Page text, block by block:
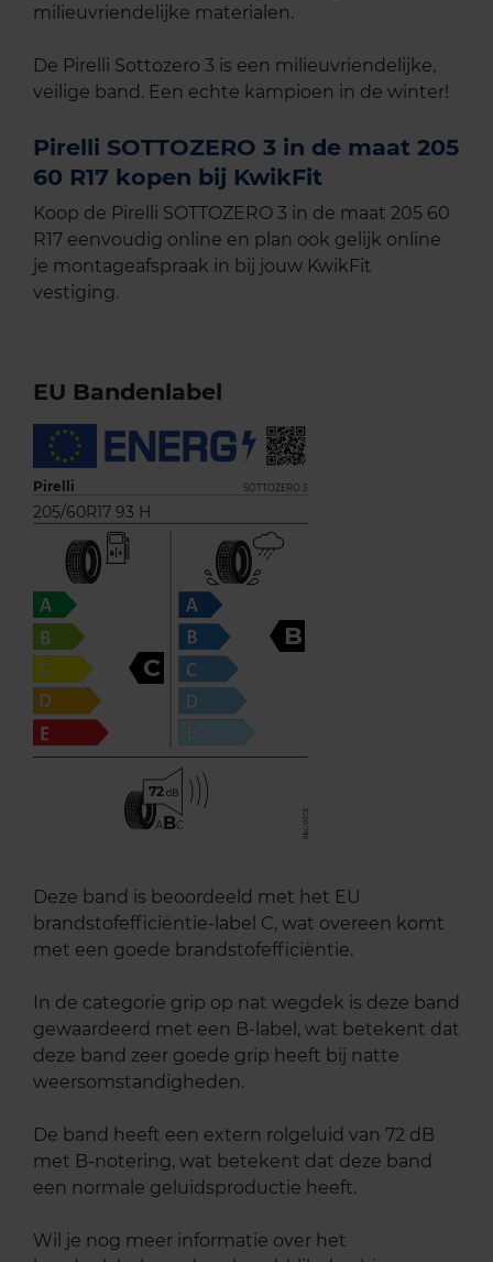
milieuvriendelijke materialen.
De Pirelli Sottozero 3 is een milieuvriendelijke,
veilige band. Een echte kampioen in de winter!
Pirelli SOTTOZERO 3 in de maat 205
60 R17 kopen bij KwikFit
Koop de Pirelli SOTTOZERO 3 in de maat 205 60
R17 eenvoudig online en plan ook gelijk online
je montageafspraak in bij jouw KwikFit
vestiging.
EU Bandenlabel
Pirelli SOTTOZERO 3
205/60R17 93 H
C
B
72
ABC
Deze band is beoordeeld met het EU
brandstofefficiëntie-label C, wat overeen komt
met een goede brandstofefficiëntie.
In de categorie grip op nat wegdek is deze band
gewaardeerd met een B-label, wat betekent dat
deze band zeer goede grip heeft bij natte
weersomstandigheden.
De band heeft een extern rolgeluid van 72 dB
met B-notering, wat betekent dat deze band
een normale geluidsproductie heeft.
Wil je nog meer informatie over het